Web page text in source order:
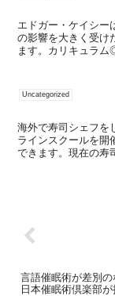
エドガー・ケイシー
の影響を大きく受け
ます。カリキュラ
Uncategorized
海外で寿司シェフを
ラインスクールを開
できます。現在の寿
言語催眠術が差別
日本催眠術倶楽部